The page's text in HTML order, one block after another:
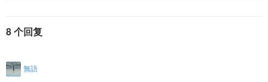
8 个回复
無語